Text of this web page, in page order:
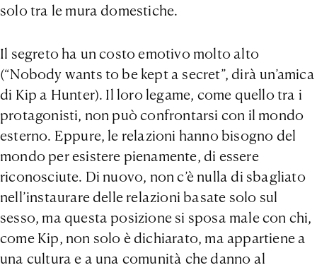
solo tra le mura domestiche.
Il segreto ha un costo emotivo molto alto
(“Nobody wants to be kept a secret”, dirà un’amica
di Kip a Hunter). Il loro legame, come quello tra i
protagonisti, non può confrontarsi con il mondo
esterno. Eppure, le relazioni hanno bisogno del
mondo per esistere pienamente, di essere
riconosciute. Di nuovo, non c’è nulla di sbagliato
nell’instaurare delle relazioni basate solo sul
sesso, ma questa posizione si sposa male con chi,
come Kip, non solo è dichiarato, ma appartiene a
una cultura e a una comunità che danno al